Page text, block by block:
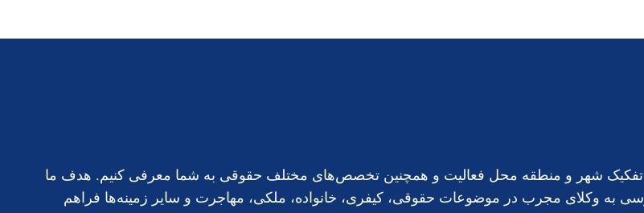
به تفکیک شهر و منطقه محل فعالیت و همچنین تخصص‌های مختلف حقوقی به شما معرفی کنیم. هدف ما
به وکلای مجرب در موضوعات حقوقی، کیفری، خانواده، ملکی، مهاجرت و سایر زمینه‌ها فراهم